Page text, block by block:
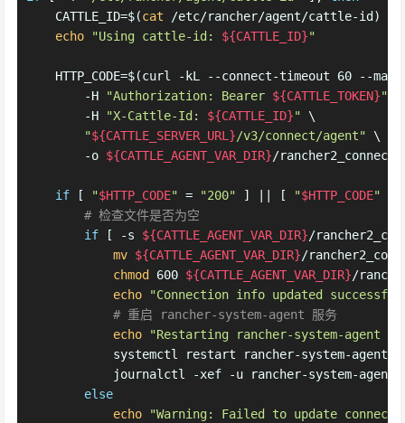
    CATTLE_ID=$(
cat /etc/rancher/agent/cattle-id)
echo
"Using cattle-id: ${CATTLE_ID}"
HTTP_CODE=$(curl -kL --connect-timeout 60 --
        -H
"Authorization: Bearer ${CATTLE_TOKEN}"
        -H
"X-Cattle-Id: ${CATTLE_ID}" \
"${CATTLE_SERVER_URL}/v3/connect/agent" \
        -o
${CATTLE_AGENT_VAR_DIR}/
if [ "$HTTP_CODE" = "200" ] || [ "$HTTP_CODE"
# 检查文件是否为空
if [ -s ${CATTLE_AGENT_VAR_DIR}/
mv ${CATTLE_AGENT_VAR_DIR}/
chmod
600 ${CATTLE_AGENT_VAR_DIR}/
echo
"Connection info updated
# 重启 rancher-system-agent 服务
echo
"Restarting rancher-system-agent
            systemctl restart rancher-system-agent
journalctl -xef -u rancher-system-
else
echo
"Warning: Failed to update